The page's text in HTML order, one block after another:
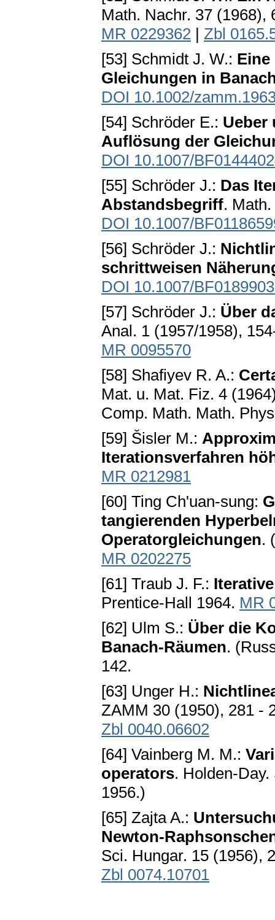
Math. Nachr. 37 (1968),
MR 0229362 | Zbl
[53] Schmidt J. W.:
Gleichungen in
DOI 10.1002/
[54] Schröder E.: Ueber
Auflösung der
DOI 10.1007/
[55] Schröder J.: Das
Abstandsbegriff.
DOI 10.1007/
[56] Schröder J.:
schrittweisen
DOI 10.1007/
[57] Schröder J.: Über
Anal. 1 (1957/1958),
MR 0095570
[58] Shafiyev R. A.:
Mat. u. Mat. Fiz. 4
Соmр. Math. Math.
[59] Šisler M.:
Iterationsverfahren
MR 0212981
[60] Ting Ch'uan-sung:
tangierenden
Operatorgleichungen.
MR 0202275
[61] Traub J. F.:
Prentice-Hall 1964. MR
[62] Ulm S.: Über die
Banach-Räumen.
142.
[63] Unger H.:
ZAMM 30 (1950), 281 -
Zbl 0040.06602
[64] Vainberg M. M.:
operators. Holden-
1956.)
[65] Zajta A.:
Newton-
Sci. Hungar. 15 (1956),
Zbl 0074.10701